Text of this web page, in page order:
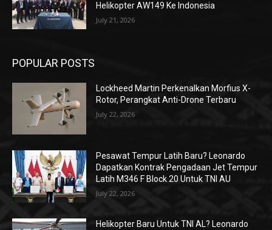
Helikopter AW149 Ke Indonesia
July 21, 2026
POPULAR POSTS
Lockheed Martin Perkenalkan Morfius X-
Rotor, Perangkat Anti-Drone Terbaru
July 22, 2026
Pesawat Tempur Latih Baru? Leonardo
Dapatkan Kontrak Pengadaan Jet Tempur
Latih M346 F Block 20 Untuk TNI AU
July 22, 2026
Helikopter Baru Untuk TNI AL? Leonardo